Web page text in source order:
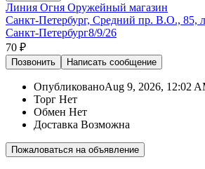
Линия Огня Оружейный магазин
Санкт-Петербург, Средний пр. В.О., 85,
Санкт-Петербург8/9/26
70 ₽
Позвонить Написать сообщение
ОпубликованоAug 9, 2026, 12:02
Торг Нет
Обмен Нет
Доставка Возможна
Пожаловаться на объявление